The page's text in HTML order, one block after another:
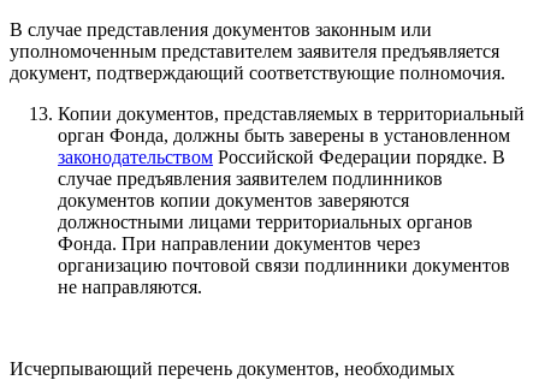
В случае представления документов законным или
уполномоченным представителем заявителя предъявляется
документ, подтверждающий соответствующие полномочия.
Копии документов, представляемых в территориальный
орган Фонда, должны быть заверены в установленном
законодательством Российской Федерации порядке. В
случае предъявления заявителем подлинников
документов копии документов заверяются
должностными лицами территориальных органов
Фонда. При направлении документов через
организацию почтовой связи подлинники документов
не направляются.
Исчерпывающий перечень документов, необходимых